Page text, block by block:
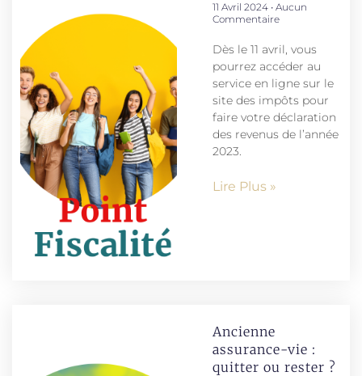
11 Avril 2024 Aucun
Commentaire
Dès le 11 avril, vous
pourrez accéder au
service en ligne sur le
site des impôts pour
faire votre déclaration
des revenus de l’année
2023.
Lire Plus »
Ancienne
assurance-vie :
quitter ou rester ?